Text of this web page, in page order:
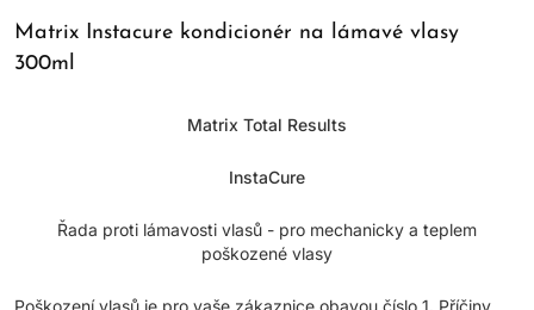
Matrix Instacure kondicionér na lámavé vlasy
300ml
Matrix Total Results
InstaCure
Řada proti lámavosti vlasů - pro mechanicky a teplem
poškozené vlasy
Poškození vlasů je pro vaše zákaznice obavou číslo 1. Příčiny